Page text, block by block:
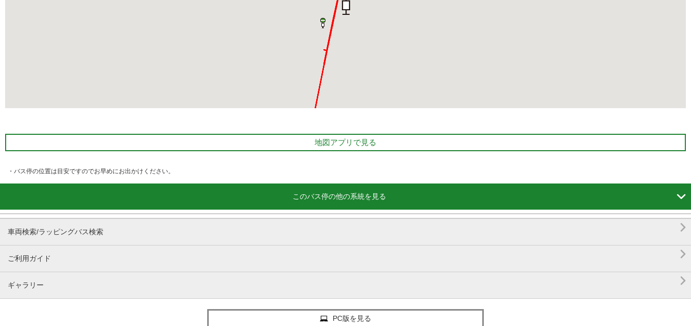
地図アプリで見る
・バス停の位置は目安ですのでお早めにお出かけください。
このバス停の他の系統を見る 
車両検索/ラッピングバス検索 
ご利用ガイド 
ギャラリー 
PC版を見る